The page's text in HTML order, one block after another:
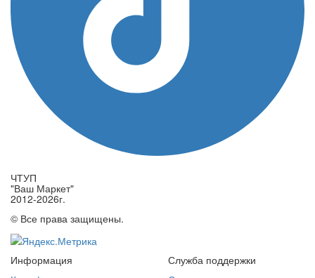
ЧТУП
"Ваш Маркет"
2012-2026г.
© Все права защищены.
Информация
Служба поддержки